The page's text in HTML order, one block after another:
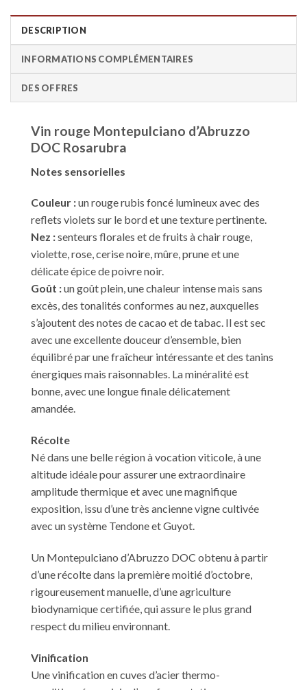
DESCRIPTION
INFORMATIONS COMPLÉMENTAIRES
DES OFFRES
Vin rouge Montepulciano d’Abruzzo
DOC Rosarubra
Notes sensorielles
Couleur :un rouge rubis foncé lumineux avec des
reflets violets sur le bord et une texture pertinente.
Nez :senteurs florales et de fruits à chair rouge,
violette, rose, cerise noire, mûre, prune et une
délicate épice de poivre noir.
Goût :un goût plein, une chaleur intense mais sans
excès, des tonalités conformes au nez, auxquelles
s’ajoutent des notes de cacao et de tabac. Il est sec
avec une excellente douceur d’ensemble, bien
équilibré par une fraîcheur intéressante et des tanins
énergiques mais raisonnables. La minéralité est
bonne, avec une longue finale délicatement
amandée.
Récolte
Né dans une belle région à vocation viticole, à une
altitude idéale pour assurer une extraordinaire
amplitude thermique et avec une magnifique
exposition, issu d’une très ancienne vigne cultivée
avec un système Tendone et Guyot.
Un Montepulciano d’Abruzzo DOC obtenu à partir
d’une récolte dans la première moitié d’octobre,
rigoureusement manuelle, d’une agriculture
biodynamique certifiée, qui assure le plus grand
respect du milieu environnant.
Vinification
Une vinification en cuves d’acier thermo-